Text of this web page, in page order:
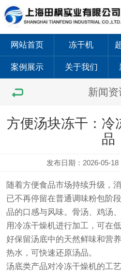
网站首页 冻干机
案例展示 关于我们
新闻资
方便汤块冻干：冷
品
发布日期：2026-05-18
随着方便食品市场持续升级，
已不再停留在普通调味粉包阶
品的口感与风味。骨汤、鸡汤
用冷冻干燥机进行加工，可在
好保留汤底中的天然鲜味和营
热水，可快速还原汤品。
汤底类产品对冷冻干燥机的工